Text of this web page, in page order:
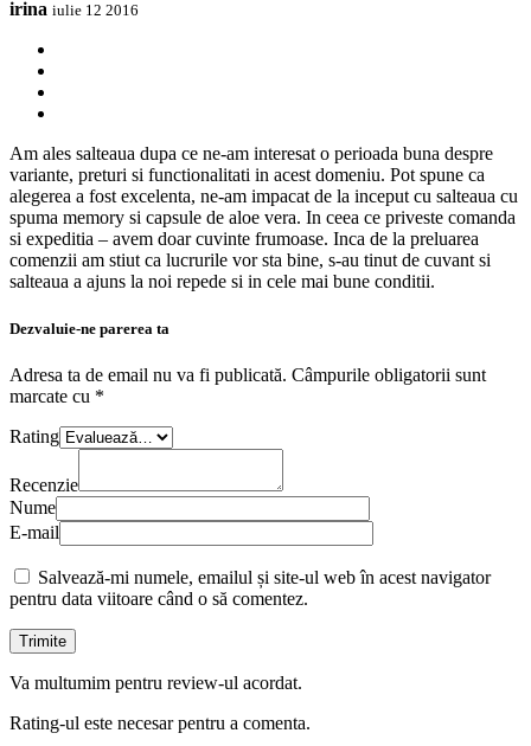
irina iulie 12 2016
Am ales salteaua dupa ce ne-am interesat o perioada buna despre
variante, preturi si functionalitati in acest domeniu. Pot spune ca
alegerea a fost excelenta, ne-am impacat de la inceput cu salteaua cu
spuma memory si capsule de aloe vera. In ceea ce priveste comanda
si expeditia – avem doar cuvinte frumoase. Inca de la preluarea
comenzii am stiut ca lucrurile vor sta bine, s-au tinut de cuvant si
salteaua a ajuns la noi repede si in cele mai bune conditii.
Dezvaluie-ne parerea ta
Adresa ta de email nu va fi publicată. Câmpurile obligatorii sunt
marcate cu *
Rating
Recenzie
Nume
E-mail
Salvează-mi numele, emailul și site-ul web în acest navigator
pentru data viitoare când o să comentez.
Va multumim pentru review-ul acordat.
Rating-ul este necesar pentru a comenta.